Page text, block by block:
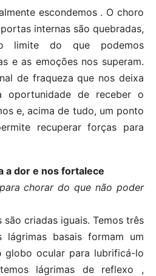
escondemos . O choro
internas são quebradas,
limite do que podemos
e as emoções nos superam.
de fraqueza que nos deixa
oportunidade de receber o
e, acima de tudo, um ponto
recuperar forças para
a dor e nos fortalece
chorar do que não poder
são criadas iguais. Temos três
basais formam um
ocular para lubrificá-lo
lágrimas de reflexo ,